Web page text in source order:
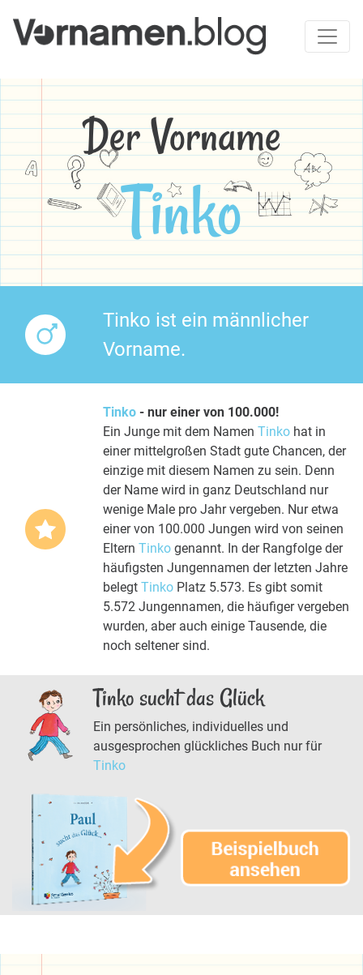
Der Vorname
Tinko
Tinko ist ein männlicher
Vorname.
Tinko - nur einer von 100.000!
Ein Junge mit dem Namen Tinko hat in
einer mittelgroßen Stadt gute Chancen, der
einzige mit diesem Namen zu sein. Denn
der Name wird in ganz Deutschland nur
wenige Male pro Jahr vergeben. Nur etwa
einer von 100.000 Jungen wird von seinen
Eltern Tinko genannt. In der Rangfolge der
häufigsten Jungennamen der letzten Jahre
belegt Tinko Platz 5.573. Es gibt somit
5.572 Jungennamen, die häufiger vergeben
wurden, aber auch einige Tausende, die
noch seltener sind.
Tinko sucht das Glück
Ein persönliches, individuelles und
ausgesprochen glückliches Buch nur für
Tinko